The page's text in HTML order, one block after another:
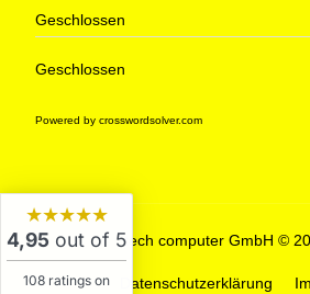
Geschlossen
Geschlossen
Powered by crosswordsolver.com
tech computer GmbH ©
Datenschutzerklärung
★★★★★
4,95 out of 5
108 ratings on